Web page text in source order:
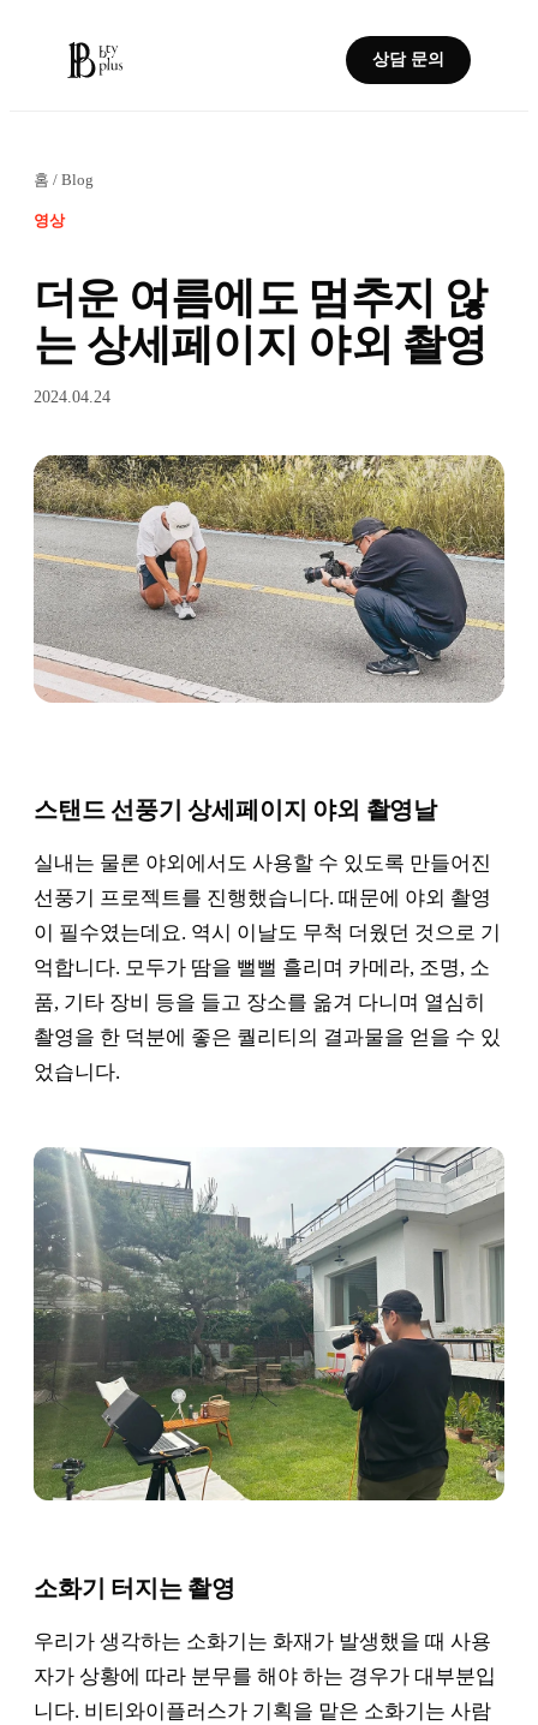
상담 문의
홈 / Blog
영상
더운 여름에도 멈추지 않
는 상세페이지 야외 촬영
2024.04.24
스탠드 선풍기 상세페이지 야외 촬영날
실내는 물론 야외에서도 사용할 수 있도록 만들어진
선풍기 프로젝트를 진행했습니다. 때문에 야외 촬영
이 필수였는데요. 역시 이날도 무척 더웠던 것으로 기
억합니다. 모두가 땀을 뻘뻘 흘리며 카메라, 조명, 소
품, 기타 장비 등을 들고 장소를 옮겨 다니며 열심히
촬영을 한 덕분에 좋은 퀄리티의 결과물을 얻을 수 있
었습니다.
소화기 터지는 촬영
우리가 생각하는 소화기는 화재가 발생했을 때 사용
자가 상황에 따라 분무를 해야 하는 경우가 대부분입
니다. 비티와이플러스가 기획을 맡은 소화기는 사람